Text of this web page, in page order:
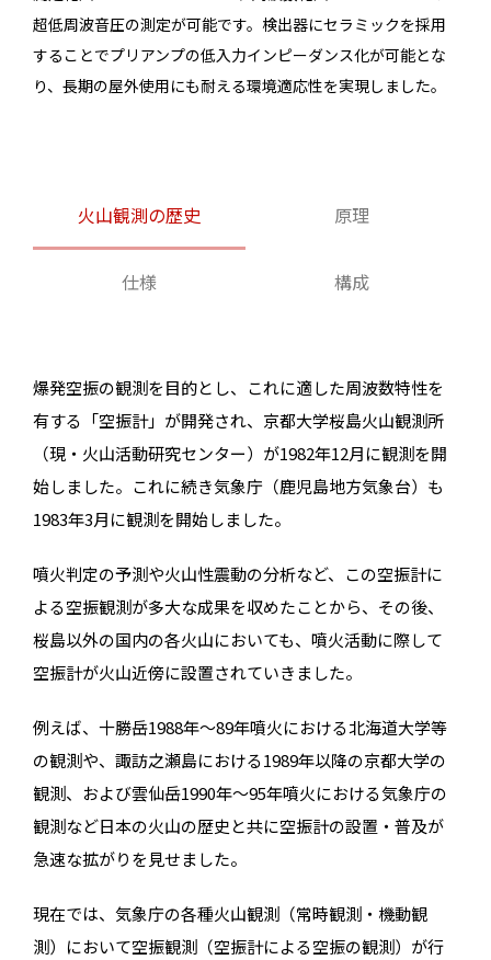
超低周波音圧の測定が可能です。検出器にセラミックを採用
することでプリアンプの低入力インピーダンス化が可能とな
り、長期の屋外使用にも耐える環境適応性を実現しました。
火山観測の歴史 原理
仕様 構成
爆発空振の観測を目的とし、これに適した周波数特性を
有する「空振計」が開発され、京都大学桜島火山観測所
（現・火山活動研究センター）が1982年12月に観測を開
始しました。これに続き気象庁（鹿児島地方気象台）も
1983年3月に観測を開始しました。
噴火判定の予測や火山性震動の分析など、この空振計に
よる空振観測が多大な成果を収めたことから、その後、
桜島以外の国内の各火山においても、噴火活動に際して
空振計が火山近傍に設置されていきました。
例えば、十勝岳1988年～89年噴火における北海道大学等
の観測や、諏訪之瀬島における1989年以降の京都大学の
観測、および雲仙岳1990年～95年噴火における気象庁の
観測など日本の火山の歴史と共に空振計の設置・普及が
急速な拡がりを見せました。
現在では、気象庁の各種火山観測（常時観測・機動観
測）において空振観測（空振計による空振の観測）が行